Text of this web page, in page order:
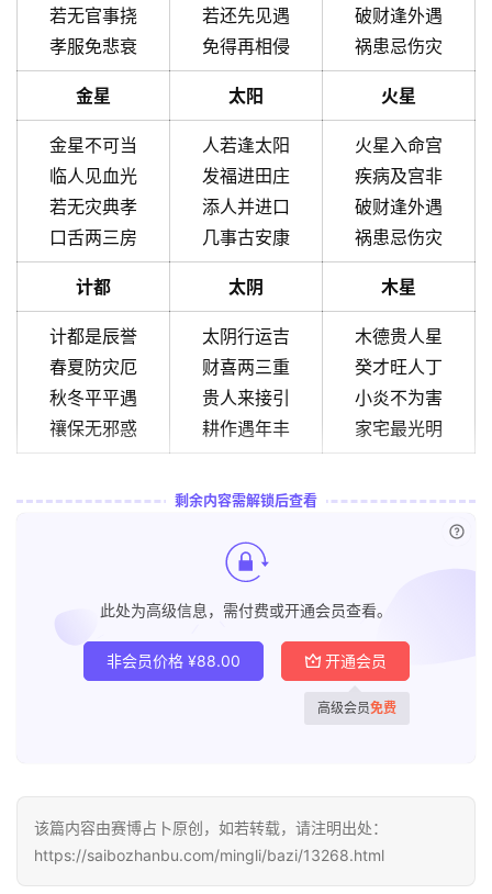
若无官事挠
孝服免悲衰
若还先见遇
免得再相侵
破财逢外遇
祸患忌伤灾
金星 太阳 火星
金星不可当
临人见血光
若无灾典孝
口舌两三房
人若逢太阳
发福进田庄
添人并进口
几事古安康
火星入命宫
疾病及宫非
破财逢外遇
祸患忌伤灾
计都 太阴 木星
计都是辰誉
春夏防灾厄
秋冬平平遇
禳保无邪惑
太阴行运吉
财喜两三重
贵人来接引
耕作遇年丰
木德贵人星
癸才旺人丁
小炎不为害
家宅最光明
剩余内容需解锁后查看
此处为高级信息，需付费或开通会员查看。
非会员价格 ¥88.00 开通会员
高级会员免费
该篇内容由赛博占卜原创，如若转载，请注明出处：
https://saibozhanbu.com/mingli/bazi/13268.html